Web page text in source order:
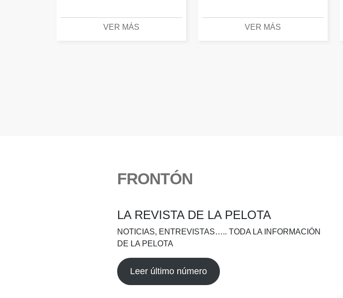
VER MÁS VER MÁS
FRONTÓN
LA REVISTA DE LA PELOTA
NOTICIAS, ENTREVISTAS….. TODA LA INFORMACIÓN
DE LA PELOTA
Leer último número